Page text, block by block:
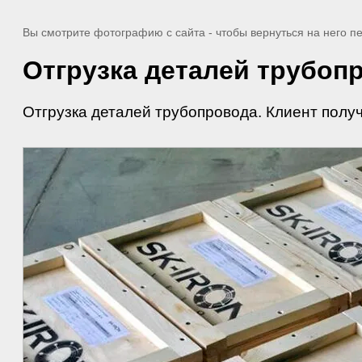
Вы смотрите фотографию с сайта - чтобы вернуться на него
Отгрузка деталей
Отгрузка деталей трубопровода. Клиент